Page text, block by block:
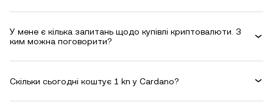
У мене є кілька запитань щодо купівлі криптовалюти. З
ким можна поговорити?
Скільки сьогодні коштує 1 kn у Cardano?